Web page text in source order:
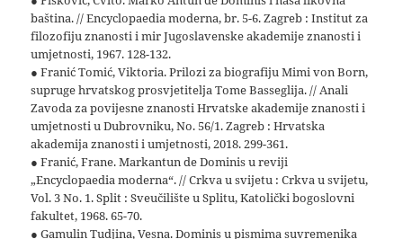
baština. // Encyclopaedia moderna, br. 5-6. Zagreb : Institut za
filozofiju znanosti i mir Jugoslavenske akademije znanosti i
umjetnosti, 1967. 128-132.
● Franić Tomić, Viktoria. Prilozi za biografiju Mimi von Born,
supruge hrvatskog prosvjetitelja Tome Basseglija. // Anali
Zavoda za povijesne znanosti Hrvatske akademije znanosti i
umjetnosti u Dubrovniku, No. 56/1. Zagreb : Hrvatska
akademija znanosti i umjetnosti, 2018. 299-361.
● Franić, Frane. Markantun de Dominis u reviji
„Encyclopaedia moderna“. // Crkva u svijetu : Crkva u svijetu,
Vol. 3 No. 1. Split : Sveučilište u Splitu, Katolički bogoslovni
fakultet, 1968. 65-70.
● Gamulin Tudjina, Vesna. Dominis u pismima suvremenika